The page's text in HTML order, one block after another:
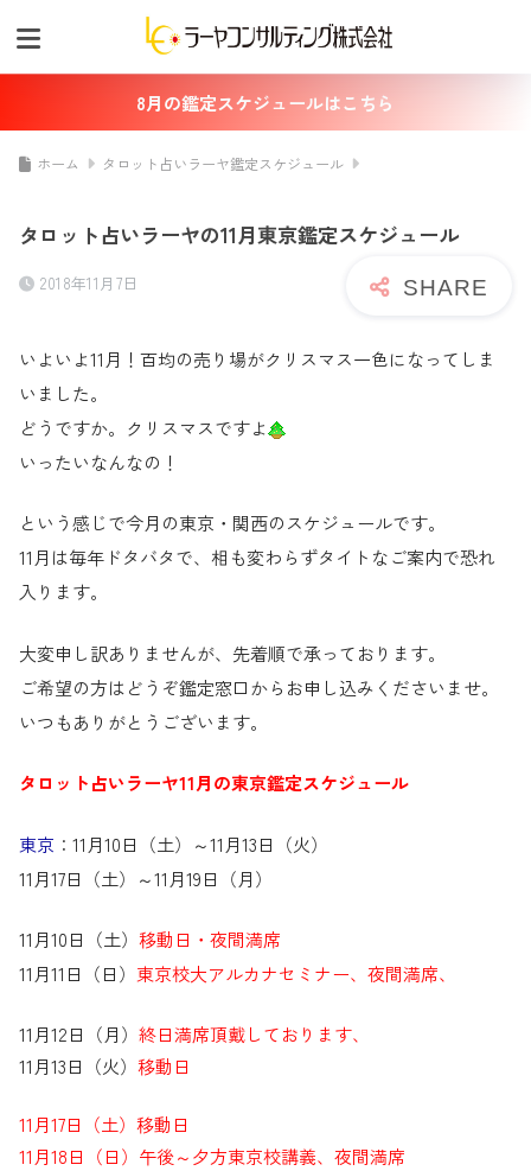
8月の鑑定スケジュールはこちら
ホーム タロット占いラーヤ鑑定スケジュール
タロット占いラーヤの11月東京鑑定スケジュール
2018年11月7日
いよいよ11月！百均の売り場がクリスマス一色になってしま
いました。
どうですか。クリスマスですよ
いったいなんなの！
という感じで今月の東京・関西のスケジュールです。
11月は毎年ドタバタで、相も変わらずタイトなご案内で恐れ
入ります。
大変申し訳ありませんが、先着順で承っております。
ご希望の方はどうぞ鑑定窓口からお申し込みくださいませ。
いつもありがとうございます。
タロット占いラーヤ11月の東京鑑定スケジュール
東京 ：11月10日（土）～11月13日（火）
11月17日（土）～11月19日（月）
11月10日（土） 移動日・夜間満席
11月11日（日） 東京校大アルカナセミナー、夜間満席、
11月12日（月） 終日満席頂戴しております、
11月13日（火） 移動日
11月17日（土） 移動日
11月18日（日） 午後～夕方東京校講義、夜間満席